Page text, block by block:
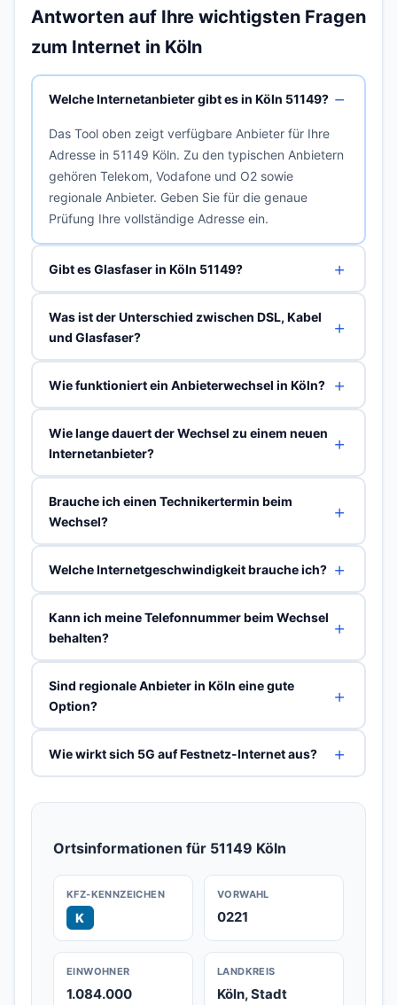
Antworten auf Ihre wichtigsten Fragen
zum Internet in Köln
Welche Internetanbieter gibt es in Köln 51149?
Das Tool oben zeigt verfügbare Anbieter für Ihre
Adresse in 51149 Köln. Zu den typischen Anbietern
gehören Telekom, Vodafone und O2 sowie
regionale Anbieter. Geben Sie für die genaue
Prüfung Ihre vollständige Adresse ein.
Gibt es Glasfaser in Köln 51149?
Was ist der Unterschied zwischen DSL, Kabel
und Glasfaser?
Wie funktioniert ein Anbieterwechsel in Köln?
Wie lange dauert der Wechsel zu einem neuen
Internetanbieter?
Brauche ich einen Technikertermin beim
Wechsel?
Welche Internetgeschwindigkeit brauche ich?
Kann ich meine Telefonnummer beim Wechsel
behalten?
Sind regionale Anbieter in Köln eine gute
Option?
Wie wirkt sich 5G auf Festnetz-Internet aus?
Ortsinformationen für 51149 Köln
KFZ-KENNZEICHEN
K
VORWAHL
0221
EINWOHNER
1.084.000
LANDKREIS
Köln, Stadt